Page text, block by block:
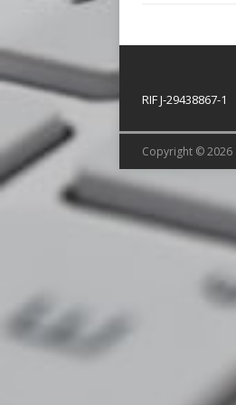
RIF J-29438867-1
Copyright ©